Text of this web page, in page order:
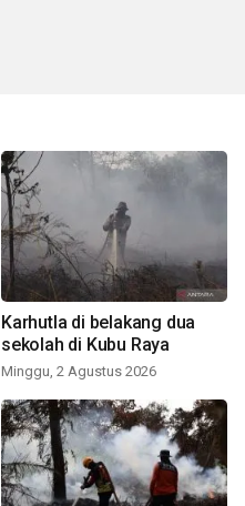
Karhutla di belakang dua
sekolah di Kubu Raya
Minggu, 2 Agustus 2026